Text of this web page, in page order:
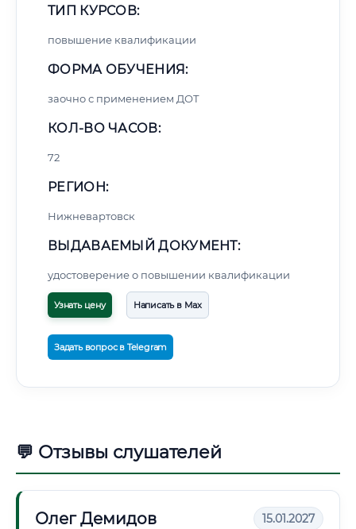
ТИП КУРСОВ:
повышение квалификации
ФОРМА ОБУЧЕНИЯ:
заочно с применением ДОТ
КОЛ-ВО ЧАСОВ:
72
РЕГИОН:
Нижневартовск
ВЫДАВАЕМЫЙ ДОКУМЕНТ:
удостоверение о повышении квалификации
Узнать цену Написать в Max
Задать вопрос в Telegram
💬 Отзывы слушателей
Олег Демидов 15.01.2027